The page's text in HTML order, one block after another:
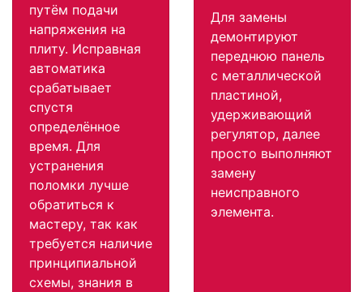
путём подачи
напряжения на
плиту. Исправная
автоматика
срабатывает
спустя
определённое
время. Для
устранения
поломки лучше
обратиться к
мастеру, так как
требуется наличие
принципиальной
схемы, знания в
Для замены
демонтируют
переднюю панель
с металлической
пластиной,
удерживающий
регулятор, далее
просто выполняют
замену
неисправного
элемента.